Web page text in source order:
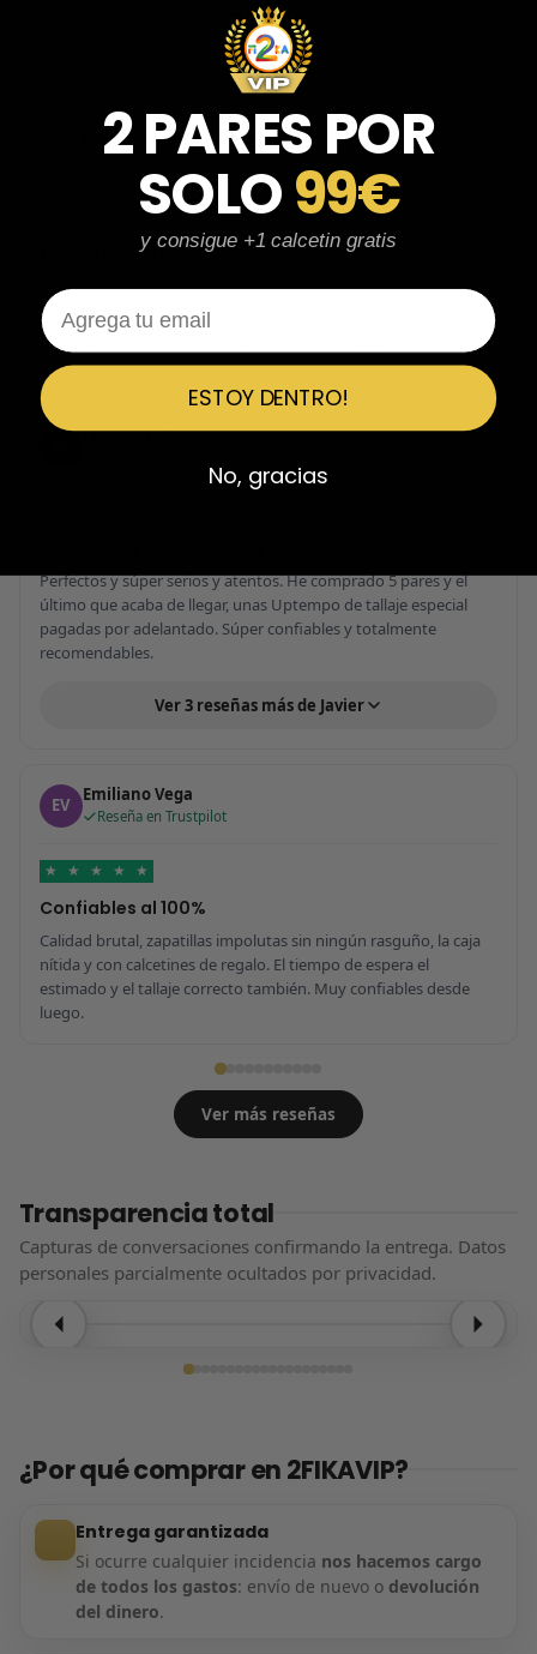
parecen de marcas verdaderas. Entrega súper rápida, embalaje
perfecto y con el detalle de los calcetines contentísima. Sin duda
Fernando Aranda Morales
★
ESPECTACULARES
Total control del pedido, te avisan si hay algún problema con el
modelo elegido, empaquetado perfecto con caja original y
embolsado, zapas de altísima calidad y acabados top. Air Max y
Travis Scott espectaculares. Recomendable 100%.
Javier Victorio
Perfectos y súper serios y atentos. He comprado 5 pares y el
último que acaba de llegar, unas Uptempo de tallaje especial
pagadas por adelantado. Súper confiables y totalmente
recomendables.
Ver 3 reseñas más de Javier
EV Emiliano Vega
Reseña en Trustpilot
★ ★ ★ ★ ★
Confiables al 100%
Calidad brutal, zapatillas impolutas sin ningún rasguño, la caja
nítida y con calcetines de regalo. El tiempo de espera el
estimado y el tallaje correcto también. Muy confiables desde
luego.
Ver más reseñas
Transparencia total
Capturas de conversaciones confirmando la entrega. Datos
personales parcialmente ocultados por privacidad.
¿Por qué comprar en 2FIKAVIP?
Entrega garantizada
Si ocurre cualquier incidencia nos hacemos cargo
de todos los gastos: envío de nuevo o devolución
del dinero.
2 PARES POR
SOLO99€
y consigue +1 calcetin gratis
Email
ESTOY DENTRO!
No, gracias